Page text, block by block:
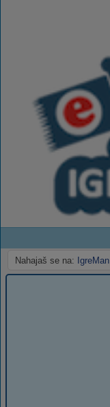
Nahajaš se na: IgreMan